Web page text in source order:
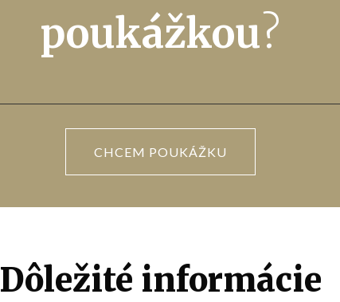
poukážkou?
CHCEM POUKÁŽKU
Dôležité informácie